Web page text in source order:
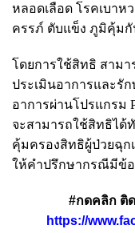
หลอดเลือด โรคเบา
ครรภ์ ตับแข็ง ภูมิคุ้ม
โดยการใช้สิทธิ สามา
ประเมินอาการและรั
อาการผ่านโปรแกรม
จะสามารถใช้สิทธิได้
คุ้มครองสิทธิผู้ป่วยฉุกเ
ให้คำปรึกษากรณีมีข้
#กดคลิก ติ
https://